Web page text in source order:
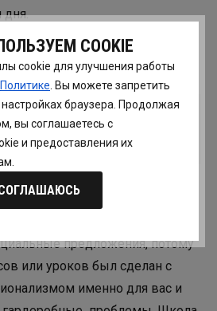
COOKIE
cookie для улучшения работы
Политике . Вы можете запретить
браузера. Продолжая
вы соглашаетесь с
и предоставления их
дня.
много, а будет еще больше.
и известная онлайн-
буду рассказывать о
анонсируя старт
предложения, потому
или уроков был сделан с
именно для вас и